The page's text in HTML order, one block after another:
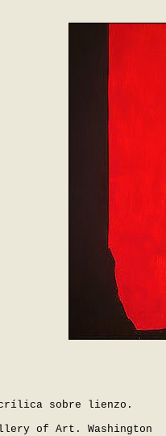
sobre lienzo.
of Art. Washington